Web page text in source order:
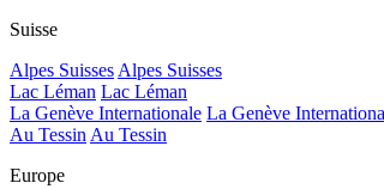
Suisse
Alpes Suisses Alpes Suisses
Lac Léman Lac Léman
La Genève Internationale La Genève
Au Tessin Au Tessin
Europe